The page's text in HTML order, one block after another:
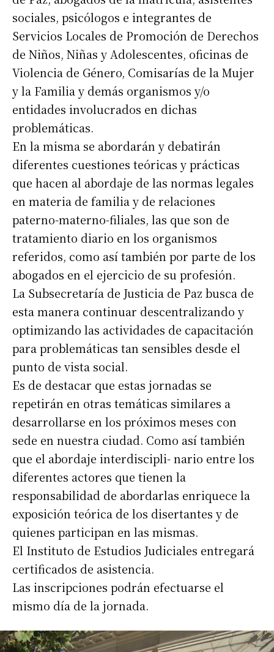
sociales, psicólogos e integrantes de
Servicios Locales de Promoción de Derechos
de Niños, Niñas y Adolescentes, oficinas de
Violencia de Género, Comisarías de la Mujer
y la Familia y demás organismos y/o
entidades involucrados en dichas
problemáticas.
En la misma se abordarán y debatirán
diferentes cuestiones teóricas y prácticas
que hacen al abordaje de las normas legales
en materia de familia y de relaciones
paterno-materno-filiales, las que son de
tratamiento diario en los organismos
referidos, como así también por parte de los
abogados en el ejercicio de su profesión.
La Subsecretaría de Justicia de Paz busca de
esta manera continuar descentralizando y
optimizando las actividades de capacitación
para problemáticas tan sensibles desde el
punto de vista social.
Es de destacar que estas jornadas se
repetirán en otras temáticas similares a
desarrollarse en los próximos meses con
sede en nuestra ciudad. Como así también
que el abordaje interdiscipli- nario entre los
diferentes actores que tienen la
responsabilidad de abordarlas enriquece la
exposición teórica de los disertantes y de
quienes participan en las mismas.
El Instituto de Estudios Judiciales entregará
certificados de asistencia.
Las inscripciones podrán efectuarse el
mismo día de la jornada.